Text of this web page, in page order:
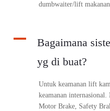
dumbwaiter/lift
A
Bagaimana
yg di buat?
Untuk keamanan lift
keamanan
Motor Brake, Safety